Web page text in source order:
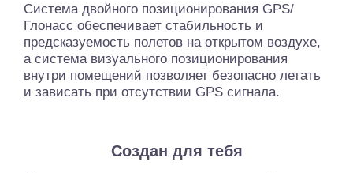
Система двойного позиционирования GPS/
Глонасс обеспечивает стабильность и
предсказуемость полетов на открытом воздухе,
а система визуального позиционирования
внутри помещений позволяет безопасно летать
и зависать при отсутствии GPS сигнала.
Создан для тебя